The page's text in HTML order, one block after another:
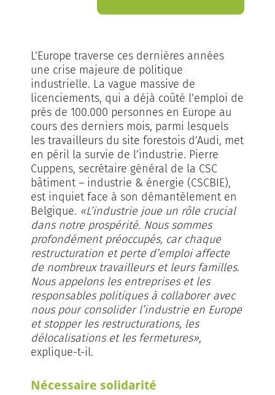
L’Europe traverse ces dernières années
une crise majeure de politique
industrielle. La vague massive de
licenciements, qui a déjà coûté l’emploi de
près de 100.000 personnes en Europe au
cours des derniers mois, parmi lesquels
les travailleurs du site forestois d’Audi, met
en péril la survie de l’industrie. Pierre
Cuppens, secrétaire général de la CSC
bâtiment – industrie & énergie (CSCBIE),
est inquiet face à son démantèlement en
Belgique. «L’industrie joue un rôle crucial
dans notre prospérité. Nous sommes
profondément préoccupés, car chaque
restructuration et perte d’emploi affecte
de nombreux travailleurs et leurs familles.
Nous appelons les entreprises et les
responsables politiques à collaborer avec
nous pour consolider l’industrie en Europe
et stopper les restructurations, les
délocalisations et les fermetures»,
explique-t-il.
Nécessaire solidarité